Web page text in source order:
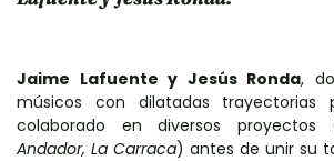
Jaime Lafuente y Jesús Ronda,
músicos con dilatadas trayectorias
colaborado en diversos proyectos
Andador, La Carraca) antes de unir su